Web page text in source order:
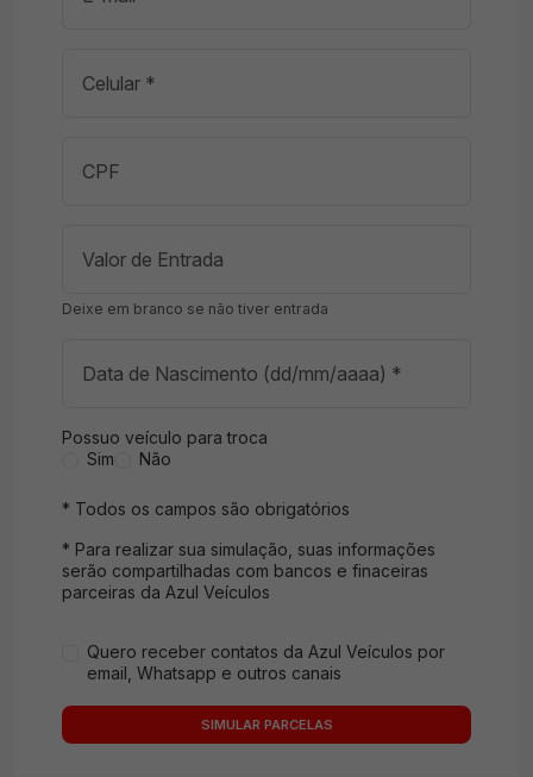
Deixe em branco se não tiver entrada
Possuo veículo para troca
Sim
Não
* Todos os campos são obrigatórios
* Para realizar sua simulação, suas informações
serão compartilhadas com bancos e finaceiras
parceiras da Azul Veículos
Quero receber contatos da Azul Veículos por
email, Whatsapp e outros canais
SIMULAR PARCELAS